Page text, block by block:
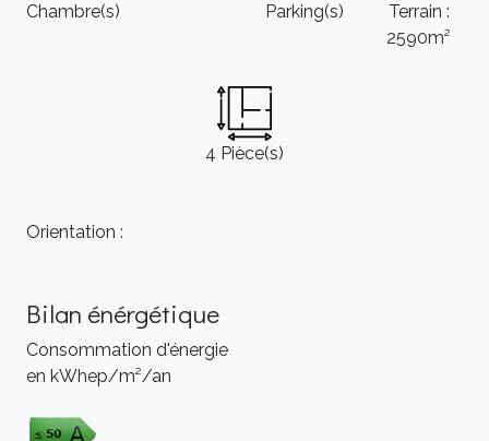
Chambre(s)
Parking(s)
Terrain :
2590m²
4 Pièce(s)
Orientation :
Bilan énérgétique
Consommation d'énergie
en kWhep/m²/an